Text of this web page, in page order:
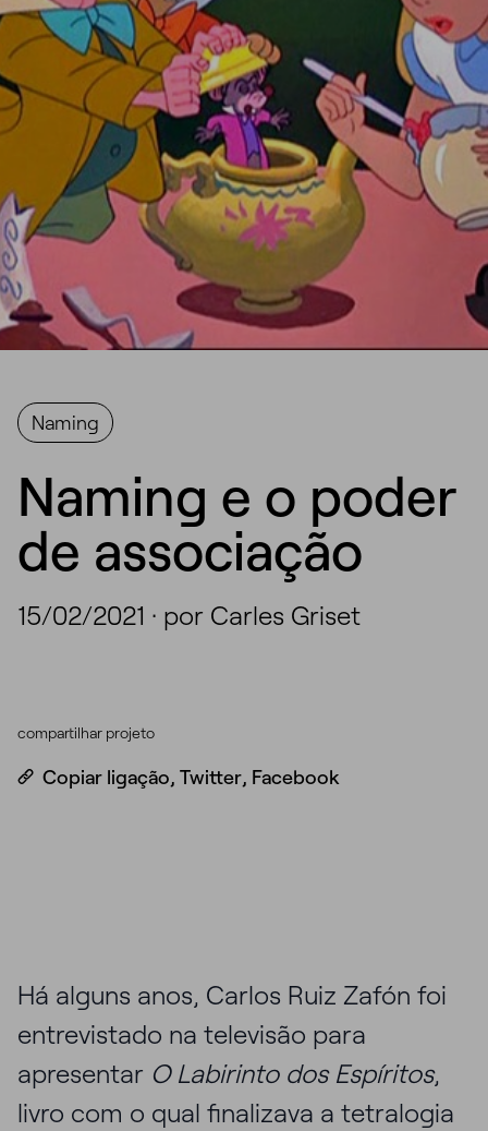
Naming
Naming e o poder
de associação
15/02/2021 · por Carles Griset
compartilhar projeto
Copiar ligação, Twitter, Facebook
Há alguns anos, Carlos Ruiz Zafón foi
entrevistado na televisão para
apresentar O Labirinto dos Espíritos,
livro com o qual finalizava a tetralogia